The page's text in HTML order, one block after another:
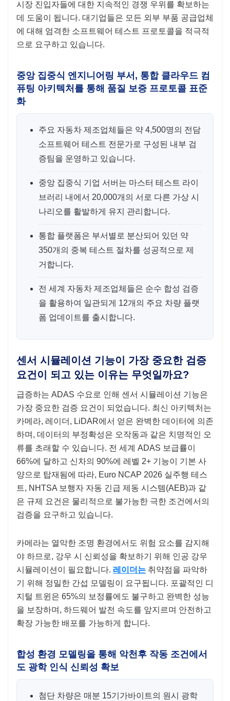
시장 진입자들에 대한 지속적인 경쟁 우위를 확보하는
데 도움이 됩니다. 대기업들은 모든 외부 부품 공급업체
에 대해 엄격한 소프트웨어 테스트 프로토콜을 적극적
으로 요구하고 있습니다.
중앙 집중식 엔지니어링 부서, 통합 클라우드 컴
퓨팅 아키텍처를 통해 품질 보증 프로토콜 표준
화
주요 자동차 제조업체들은 약 4,500명의 전담
소프트웨어 테스트 전문가로 구성된 내부 검
증팀을 운영하고 있습니다.
중앙 집중식 기업 서버는 마스터 테스트 라이
브러리 내에서 20,000개의 서로 다른 가상 시
나리오를 활발하게 유지 관리합니다.
통합 플랫폼은 부서별로 분산되어 있던 약
350개의 중복 테스트 절차를 성공적으로 제
거합니다.
전 세계 자동차 제조업체들은 순수 합성 검증
을 활용하여 일관되게 12개의 주요 차량 플랫
폼 업데이트를 출시합니다.
센서 시뮬레이션 기능이 가장 중요한 검증
요건이 되고 있는 이유는 무엇일까요?
급증하는 ADAS 수요로 인해 센서 시뮬레이션 기능은
가장 중요한 검증 요건이 되었습니다. 최신 아키텍처는
카메라, 레이더, LiDAR에서 얻은 완벽한 데이터에 의존
하며, 데이터의 부정확성은 오작동과 같은 치명적인 오
류를 초래할 수 있습니다. 전 세계 ADAS 보급률이
66%에 달하고 신차의 90%에 레벨 2+ 기능이 기본 사
양으로 탑재됨에 따라, Euro NCAP 2026 실주행 테스
트, NHTSA 보행자 자동 긴급 제동 시스템(AEB)과 같
은 규제 요건은 물리적으로 불가능한 극한 조건에서의
검증을 요구하고 있습니다.
카메라는 열악한 조명 환경에서도 위험 요소를 감지해
야 하므로, 강우 시 신뢰성을 확보하기 위해 인공 강우
시뮬레이션이 필요합니다. 레이더는 취약점을 파악하
기 위해 정밀한 간섭 모델링이 요구됩니다. 포괄적인 디
지털 트윈은 65%의 보정률에도 불구하고 완벽한 성능
을 보장하며, 하드웨어 발전 속도를 앞지르며 안전하고
확장 가능한 배포를 가능하게 합니다.
합성 환경 모델링을 통해 악천후 작동 조건에서
도 광학 인식 신뢰성 확보
첨단 차량은 매분 15기가바이트의 원시 광학